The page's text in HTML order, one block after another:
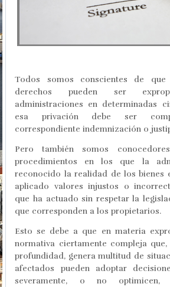
Todos somos conscientes de
derechos pueden ser
administraciones en determinadas
esa privación debe ser
correspondiente indemnización o
Pero también somos
procedimientos en los que la
reconocido la realidad de los bienes
aplicado valores injustos o
que ha actuado sin respetar la
que corresponden a los propietarios.
Esto se debe a que en materia
normativa ciertamente compleja
profundidad, genera multitud de
afectados pueden adoptar
severamente, o no